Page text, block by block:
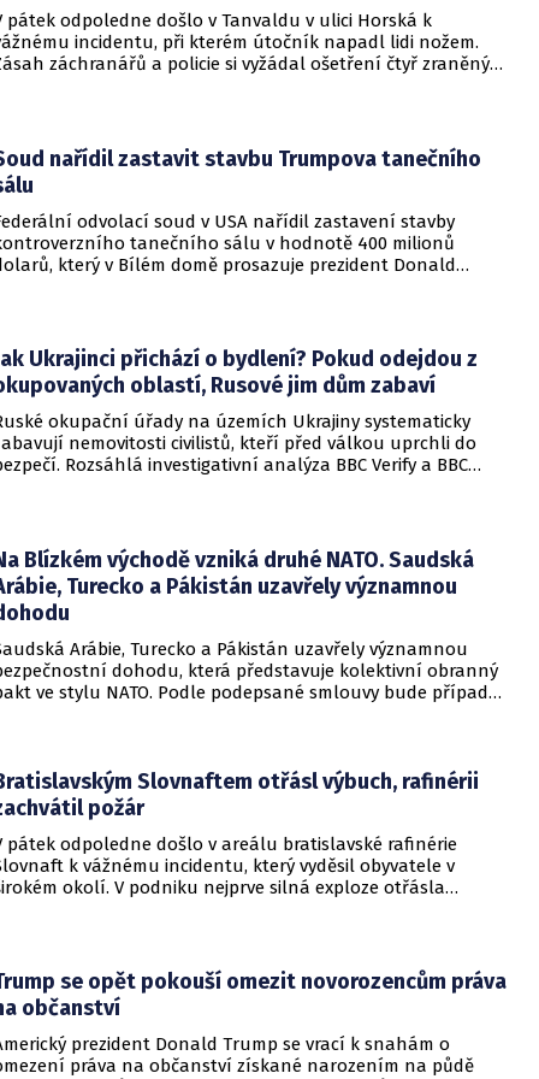
pátek odpoledne došlo v Tanvaldu v ulici Horská k
incidentu, při kterém útočník napadl lidi nožem.
záchranářů a policie si vyžádal ošetření čtyř zraněných
nařídil zastavit stavbu Trumpova tanečního
odvolací soud v USA nařídil zastavení stavby
tanečního sálu v hodnotě 400 milionů
který v Bílém domě prosazuje prezident Donald
Ukrajinci přichází o bydlení? Pokud odejdou z
oblastí, Rusové jim dům zabaví
okupační úřady na územích Ukrajiny systematicky
nemovitosti civilistů, kteří před válkou uprchli do
Rozsáhlá investigativní analýza BBC Verify a BBC
Blízkém východě vzniká druhé NATO. Saudská
Turecko a Pákistán uzavřely významnou
Arábie, Turecko a Pákistán uzavřely významnou
dohodu, která představuje kolektivní obranný
ve stylu NATO. Podle podepsané smlouvy bude případný
Slovnaftem otřásl výbuch, rafinérii
požár
pátek odpoledne došlo v areálu bratislavské rafinérie
k vážnému incidentu, který vyděsil obyvatele v
okolí. V podniku nejprve silná exploze otřásla
se opět pokouší omezit novorozencům práva
občanství
prezident Donald Trump se vrací k snahám o
práva na občanství získané narozením na půdě